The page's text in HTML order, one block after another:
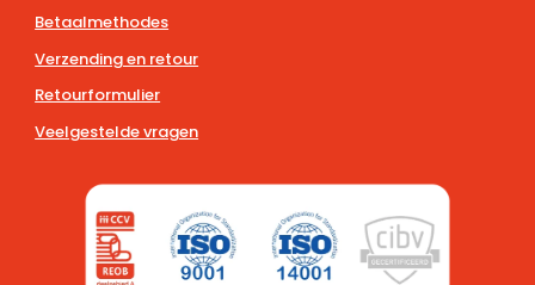
Betaalmethodes
Verzending en retour
Retourformulier
Veelgestelde vragen